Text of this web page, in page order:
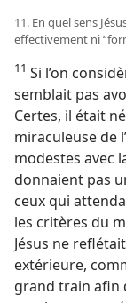
11. En quel sens
effectivement ni
11 Si l’on
semblait pas
Certes, il était
miraculeuse de
modestes avec
donnaient pas
ceux qui
les critères du
Jésus ne
extérieure,
grand train afin